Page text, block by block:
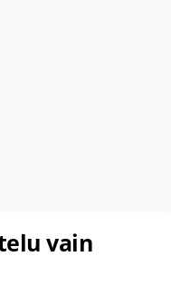
vain